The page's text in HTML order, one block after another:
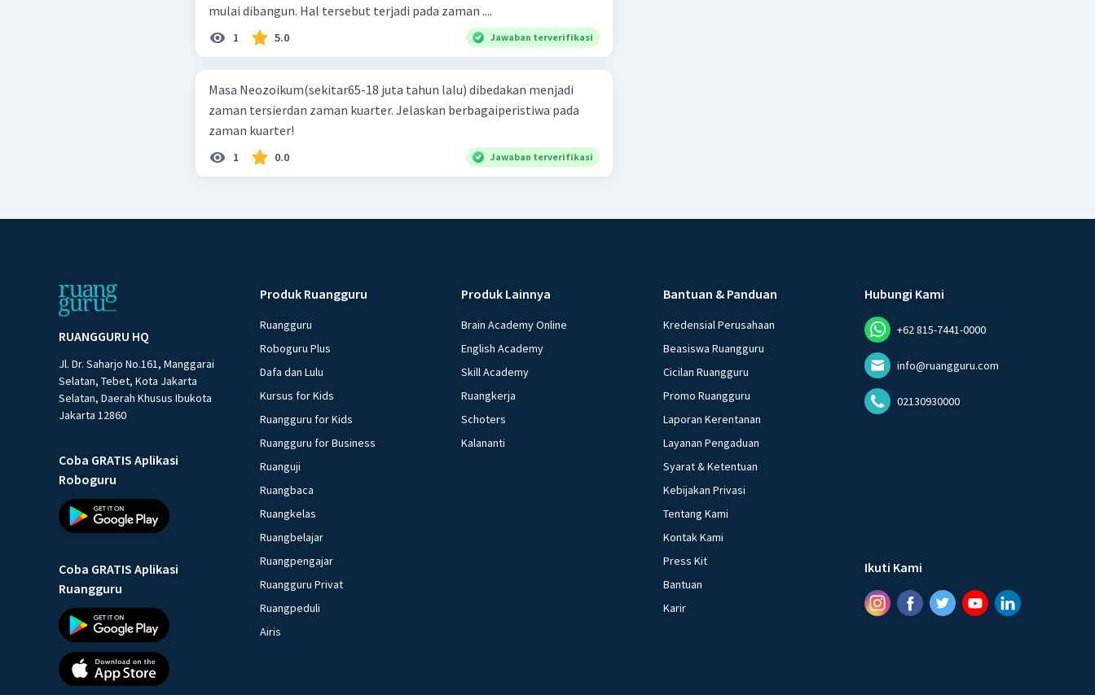
mulai dibangun. Hal tersebut terjadi pada zaman ....
1 5.0 Jawaban terverifikasi
Masa Neozoikum(sekitar65-18 juta tahun lalu) dibedakan menjadi
zaman tersierdan zaman kuarter. Jelaskan berbagaiperistiwa pada
zaman kuarter!
1 0.0 Jawaban terverifikasi
RUANGGURU HQ
Jl. Dr. Saharjo No.161, Manggarai
Selatan, Tebet, Kota Jakarta
Selatan, Daerah Khusus Ibukota
Jakarta 12860
Coba GRATIS Aplikasi
Roboguru
Coba GRATIS Aplikasi
Ruangguru
Produk Ruangguru
Ruangguru
Roboguru Plus
Dafa dan Lulu
Kursus for Kids
Ruangguru for Kids
Ruangguru for Business
Ruanguji
Ruangbaca
Ruangkelas
Ruangbelajar
Ruangpengajar
Ruangguru Privat
Ruangpeduli
Airis
Produk Lainnya
Brain Academy Online
English Academy
Skill Academy
Ruangkerja
Schoters
Kalananti
Bantuan & Panduan
Kredensial Perusahaan
Beasiswa Ruangguru
Cicilan Ruangguru
Promo Ruangguru
Laporan Kerentanan
Layanan Pengaduan
Syarat & Ketentuan
Kebijakan Privasi
Tentang Kami
Kontak Kami
Press Kit
Bantuan
Karir
Hubungi Kami
+62 815-7441-0000
info@ruangguru.com
02130930000
Ikuti Kami